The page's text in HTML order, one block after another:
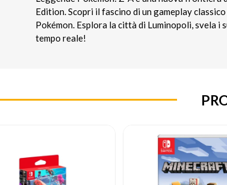
Edition. Scopri il fascino di un gameplay
Pokémon. Esplora la città di Luminopoli, svela
tempo reale!